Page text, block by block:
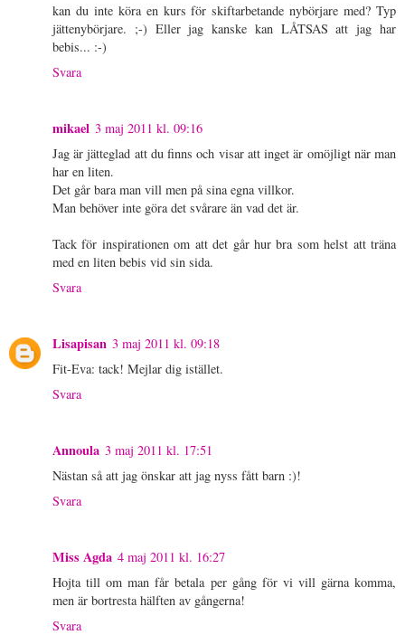
kan du inte köra en kurs för skiftarbetande nybörjare med? Typ
jättenybörjare. ;-) Eller jag kanske kan LÅTSAS att jag har
bebis... :-)
Svara
mikael 3 maj 2011 kl. 09:16
Jag är jätteglad att du finns och visar att inget är omöjligt när man
har en liten.
Det går bara man vill men på sina egna villkor.
Man behöver inte göra det svårare än vad det är.
Tack för inspirationen om att det går hur bra som helst att träna
med en liten bebis vid sin sida.
Svara
Lisapisan 3 maj 2011 kl. 09:18
Fit-Eva: tack! Mejlar dig istället.
Svara
Annoula 3 maj 2011 kl. 17:51
Nästan så att jag önskar att jag nyss fått barn :)!
Svara
Miss Agda 4 maj 2011 kl. 16:27
Hojta till om man får betala per gång för vi vill gärna komma,
men är bortresta hälften av gångerna!
Svara